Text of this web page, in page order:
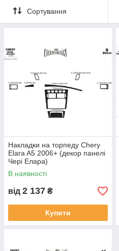
Сортування
Накладки на торпеду Chery
Elara A5 2006+ (декор панелі
Чері Елара)
В наявності
від 2 137 ₴
Купити